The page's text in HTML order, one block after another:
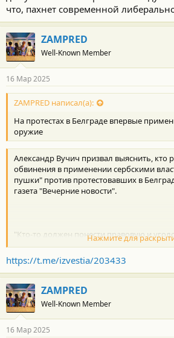
что, пахнет современной
ZAMPRED
Well-Known Member
16 Мар 2025
ZAMPRED написал(а):
На протестах в Белграде впервые
оружие
Александр Вучич призвал выяснить, кто
обвинения в применении сербскими
пушки" против протестовавших в
газета "Вечерние новости".
"Кто-то должен понести правовую и
ответственность за распространение
дезинформации, попытку обмануть всю
внести беспокойство и продолжить
территории республики", — отметил
Также Вучич заявил, что не собирается
несмотря на масштабные протесты в
Нажмите для
https://t.me/izvestia/203433
ZAMPRED
Well-Known Member
16 Мар 2025